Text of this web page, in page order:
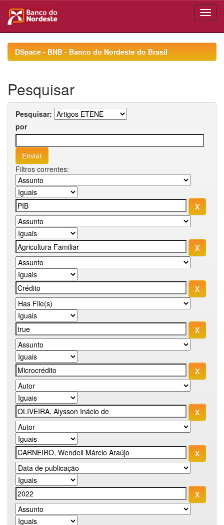
navigationDSpace - BNB - Banco do Nordeste do Brasil
Pesquisar
Pesquisar:
por
Filtros correntes: